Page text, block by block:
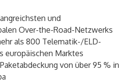
und
Over-the-Road-Netzwerks
als 800 Telematik-/ELD-
europäischen Marktes
von über 95 % in